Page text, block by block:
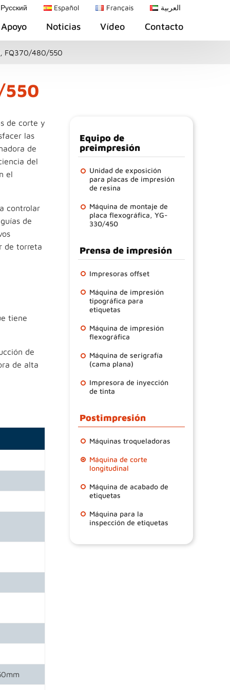
Русский Español Français العربية
Apoyo Noticias Vídeo Contacto
FQ370/480/550
550
de corte y
las
de
del
el
controlar
de
de torreta
tiene
de
de alta
Equipo de
preimpresión
Unidad de exposición
para placas de impresión
de resina
Máquina de montaje de
placa flexográfica, YG-
330/450
Prensa de impresión
Impresoras offset
Máquina de impresión
tipográfica para
etiquetas
Máquina de impresión
flexográfica
Máquina de serigrafía
(cama plana)
Impresora de inyección
de tinta
Postimpresión
Máquinas troqueladoras
Máquina de corte
longitudinal
Máquina de acabado de
etiquetas
Máquina para la
inspección de etiquetas